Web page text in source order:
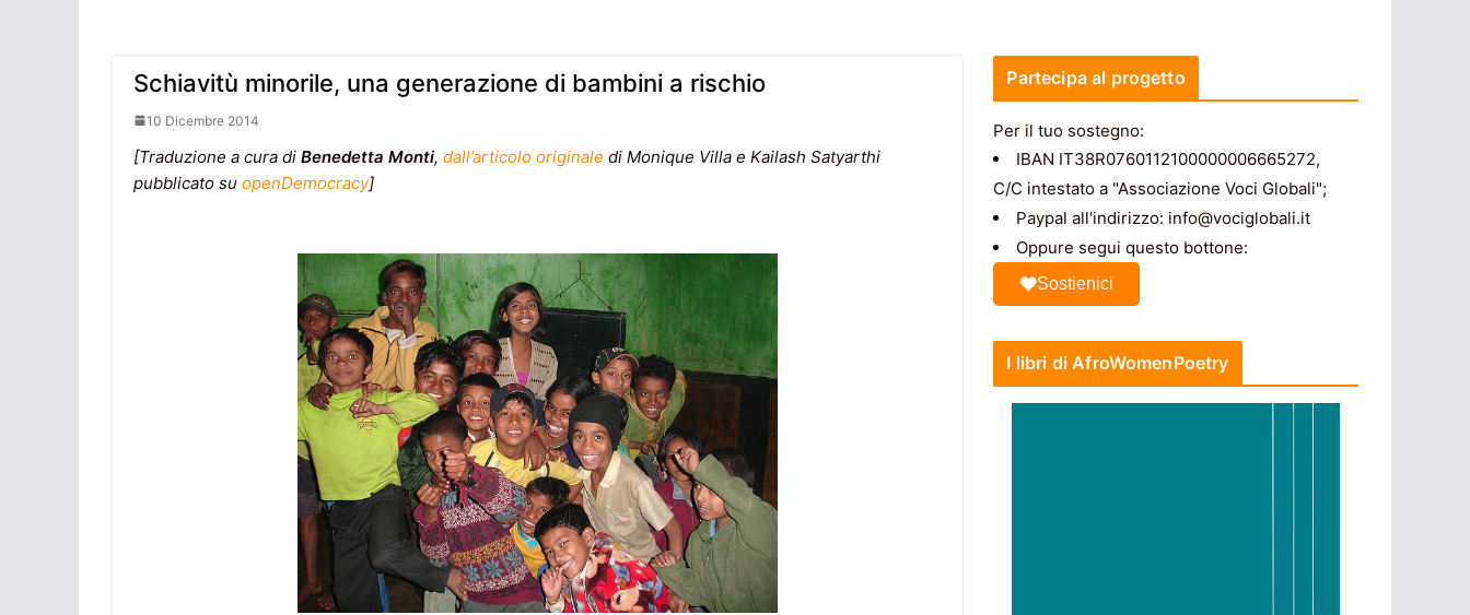
Schiavitù minorile, una generazione di bambini a rischio
10 Dicembre 2014
[Traduzione a cura di Benedetta Monti, dall’articolo originale di Monique Villa e Kailash Satyarthi
pubblicato su openDemocracy]
Partecipa al progetto
Per il tuo sostegno:
IBAN IT38R0760112100000006665272,
C/C intestato a "Associazione Voci Globali";
Paypal all'indirizzo: info@vociglobali.it
Oppure segui questo bottone:
Sostienici
I libri di AfroWomenPoetry